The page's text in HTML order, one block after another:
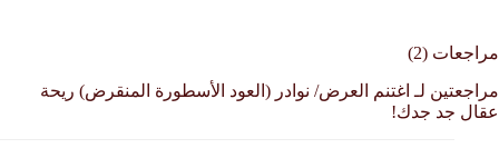
مراجعات (2)
مراجعتين لـ اغتنم العرض/ نوادر (العود الأسطورة المنقرض) ريحة
عقال جد جدك!